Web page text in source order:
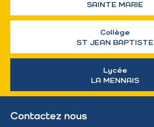
SAINTE MARIE
Collège
ST JEAN BAPTISTE
Lycée
LA MENNAIS
Contactez nous